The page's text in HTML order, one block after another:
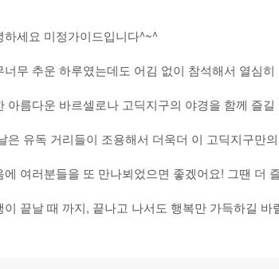
하세요 미정가이드입니다^~^
너무 추운 하루였는데도 어김 없이 참석해서 열심
아름다운 바르셀로나 고딕지구의 야경을 함께 즐
은 유독 거리들이 조용해서 더욱더 이 고딕지구만
에 여러분들을 또 만나뵈었으면 좋겠어요! 그땐 더
이 끝날 때 까지, 끝나고 나서도 행복만 가득하길